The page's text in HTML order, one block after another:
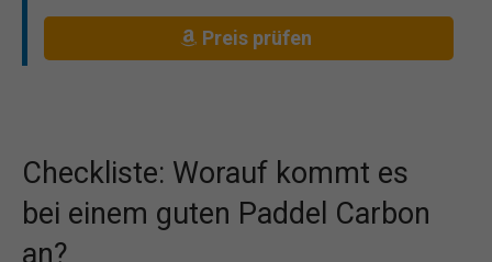
Preis prüfen
Checkliste: Worauf kommt es
bei einem guten Paddel Carbon
an?